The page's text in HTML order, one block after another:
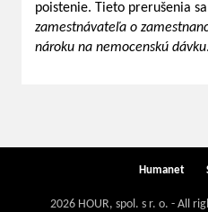
poistenie. Tieto prerušenia
zamestnávateľa o
nároku na nemocenskú dávku.
2026 HOUR, spol. s r. o. - All
Humanet